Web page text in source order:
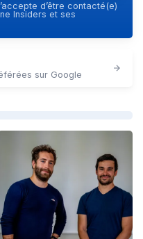
d’être contacté(e)
Insiders et ses
sur Google